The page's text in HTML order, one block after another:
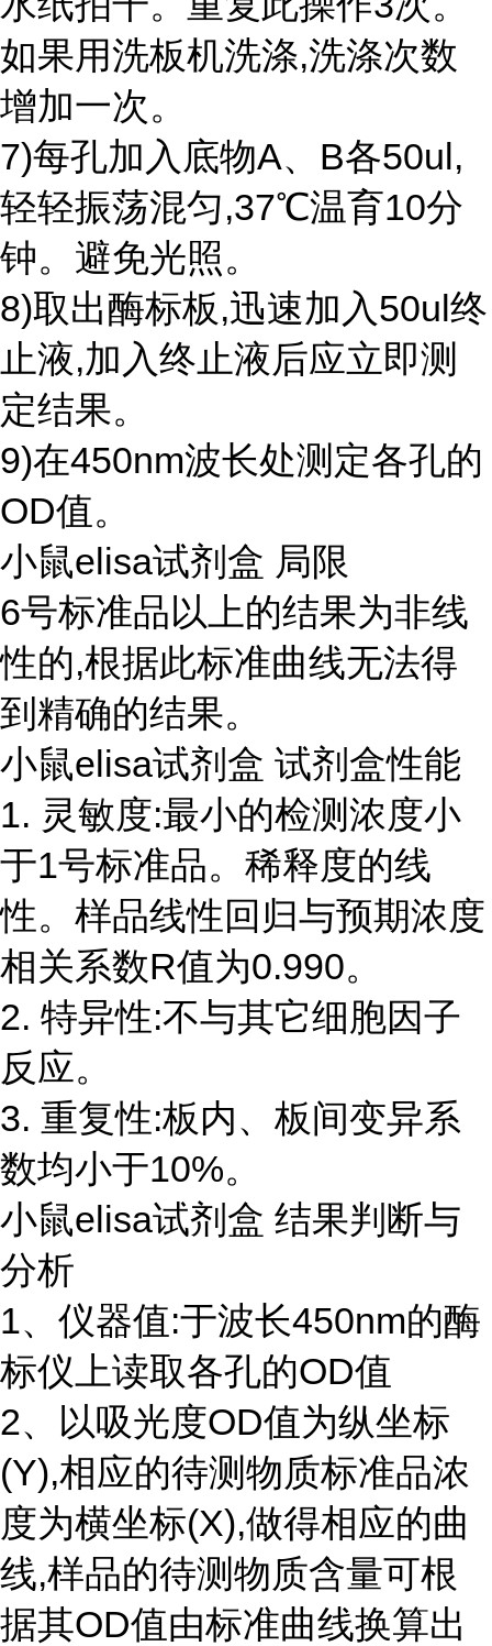
如果用洗板机洗涤,洗涤次数
增加一次。
7)每孔加入底物A、B各50ul,
轻轻振荡混匀,37℃温育10分
钟。避免光照。
8)取出酶标板,迅速加入50ul终
止液,加入终止液后应立即测
定结果。
9)在450nm波长处测定各孔的
OD值。
小鼠elisa试剂盒 局限
6号标准品以上的结果为非线
性的,根据此标准曲线无法得
到精确的结果。
小鼠elisa试剂盒 试剂盒性能
1. 灵敏度:最小的检测浓度小
于1号标准品。稀释度的线
性。样品线性回归与预期浓度
相关系数R值为0.990。
2. 特异性:不与其它细胞因子
反应。
3. 重复性:板内、板间变异系
数均小于10%。
小鼠elisa试剂盒 结果判断与
分析
1、仪器值:于波长450nm的酶
标仪上读取各孔的OD值
2、以吸光度OD值为纵坐标
(Y),相应的待测物质标准品浓
度为横坐标(X),做得相应的曲
线,样品的待测物质含量可根
据其OD值由标准曲线换算出